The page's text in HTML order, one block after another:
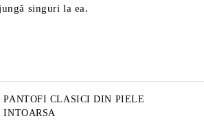
singuri la ea.
PANTOFI CLASICI DIN PIELE
INTOARSA